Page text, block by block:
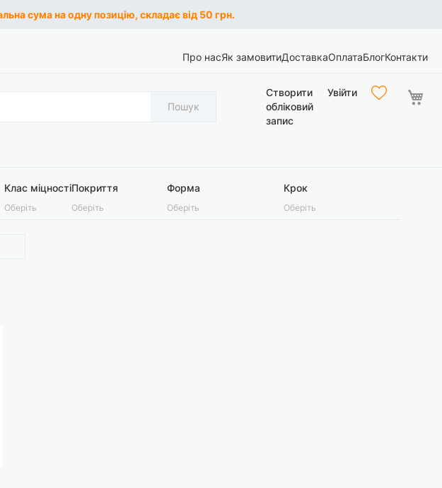
сума на одну позицію, складає від 50 грн.
Про насЯк замовитиДоставкаОплатаБлогКонтакти
Пошук
Створити
обліковий
запис
Увійти
Клас міцності
Оберіть
Покриття
Оберіть
Форма
Оберіть
Крок
Оберіть